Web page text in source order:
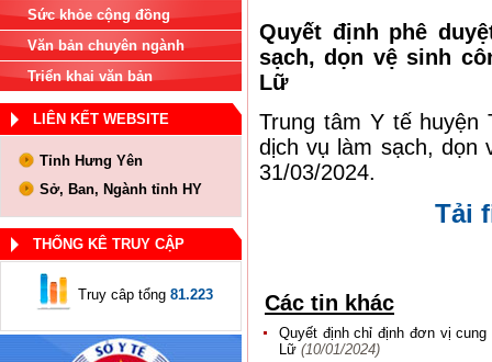
Sức khỏe cộng đồng
Văn bản chuyên ngành
Triển khai văn bản
LIÊN KẾT WEBSITE
Tỉnh Hưng Yên
Sở, Ban, Ngành tỉnh HY
THỐNG KÊ TRUY CẬP
Truy câp tổng 81.223
Quyết định phê
sạch, dọn vệ sinh
Lữ
Trung tâm Y tế huyện
dịch vụ làm sạch, dọn
31/03/2024.
Tải
Các tin khác
Quyết định chỉ định đơn vị
Lữ (10/01/2024)